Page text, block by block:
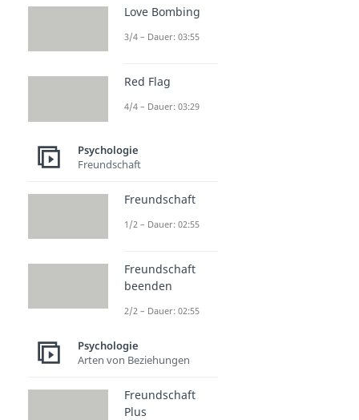
Love Bombing
3/4 – Dauer: 03:55
Red Flag
4/4 – Dauer: 03:29
Psychologie
Freundschaft
Freundschaft
1/2 – Dauer: 02:55
Freundschaft
beenden
2/2 – Dauer: 02:55
Psychologie
Arten von Beziehungen
Freundschaft
Plus